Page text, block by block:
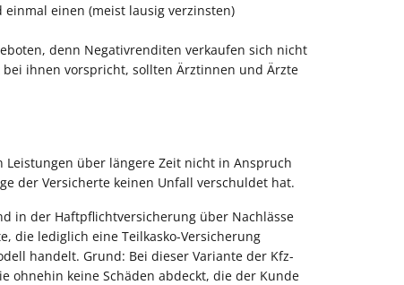
einen (meist lausig verzinsten)
denn Negativrenditen verkaufen sich nicht
ihnen vorspricht, sollten Ärztinnen und Ärzte
Leistungen über längere Zeit nicht in Anspruch
der Versicherte keinen Unfall verschuldet hat.
in der Haftpflichtversicherung über Nachlässe
die lediglich eine Teilkasko-Versicherung
handelt. Grund: Bei dieser Variante der Kfz-
ohnehin keine Schäden abdeckt, die der Kunde